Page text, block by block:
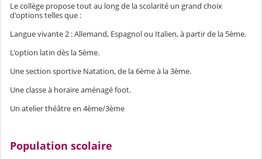
Le collège propose tout au long de la scolarité un grand choix
d'options telles que :
Langue vivante 2 : Allemand, Espagnol ou Italien, à partir de la 5ème.
L'option latin dès la 5ème.
Une section sportive Natation, de la 6ème à la 3ème.
Une classe à horaire aménagé foot.
Un atelier théâtre en 4ème/3ème
Population scolaire